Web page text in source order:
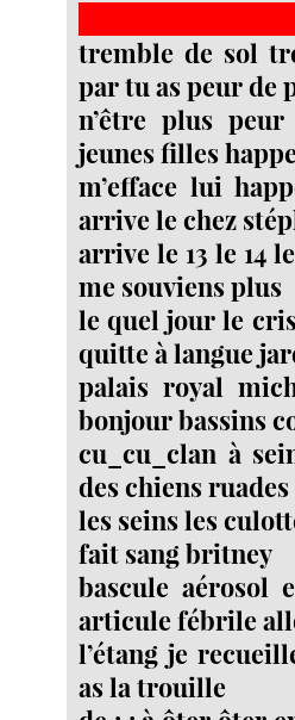
tremble de sol
par tu as peur de
n’être plus
jeunes filles
m’efface lui
arrive le chez
arrive le 13 le 14
me souviens plus
le quel jour le
quitte à langue
palais royal
bonjour bassins
cu_cu_clan à
des chiens ruades
les seins les
fait sang britney
bascule aérosol
articule fébrile
l’étang je
as la trouille